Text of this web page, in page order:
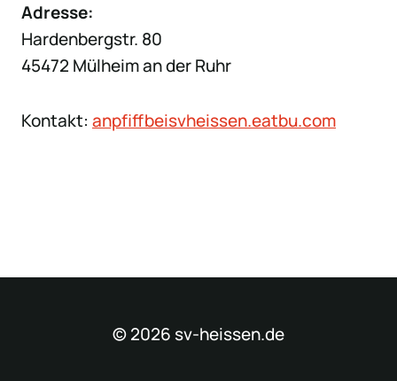
Adresse:
Hardenbergstr. 80
45472 Mülheim an der Ruhr
Kontakt: anpfiffbeisvheissen.eatbu.com
© 2026 sv-heissen.de